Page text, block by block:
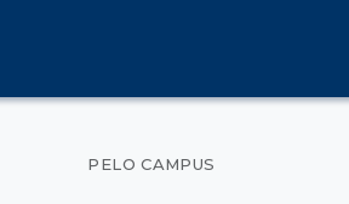
Categorias
PELO CAMPUS